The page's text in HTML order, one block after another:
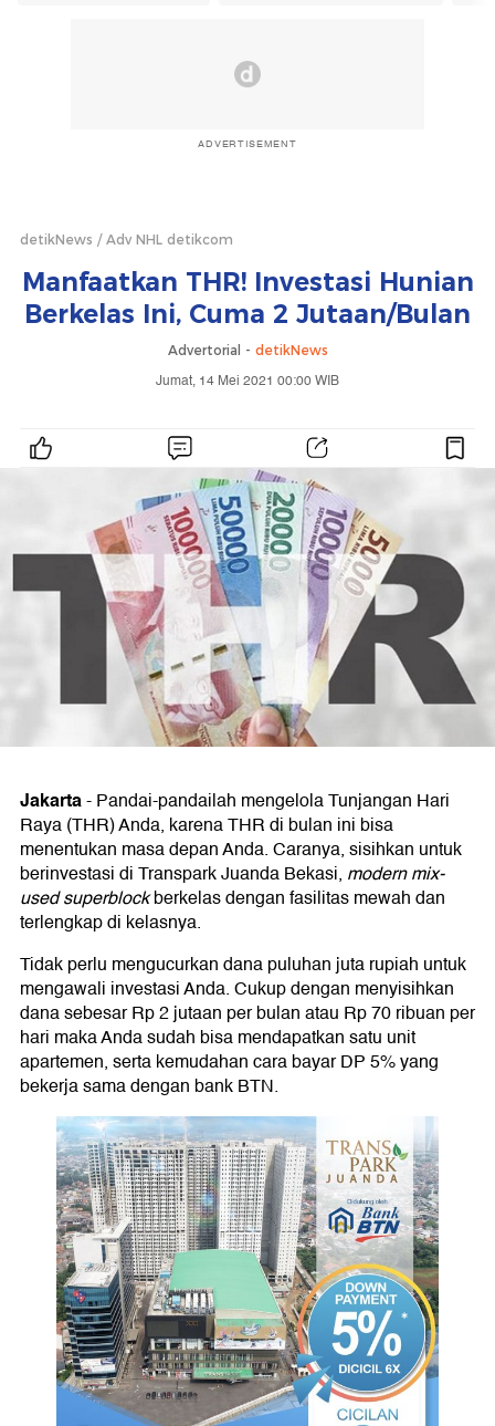
ADVERTISEMENT
detikNews Adv NHL detikcom
Manfaatkan THR! Investasi Hunian
Berkelas Ini, Cuma 2 Jutaan/Bulan
Advertorial - detikNews
Jumat, 14 Mei 2021 00:00 WIB
Jakarta-Pandai-pandailah mengelola Tunjangan Hari
Raya (THR) Anda, karena THR di bulan ini bisa
menentukan masa depan Anda. Caranya, sisihkan untuk
berinvestasi di Transpark Juanda Bekasi, modern mix-
used superblockberkelas dengan fasilitas mewah dan
terlengkap di kelasnya.
Tidak perlu mengucurkan dana puluhan juta rupiah untuk
mengawali investasi Anda. Cukup dengan menyisihkan
dana sebesar Rp 2 jutaan per bulan atau Rp 70 ribuan per
hari maka Anda sudah bisa mendapatkan satu unit
apartemen, serta kemudahan cara bayar DP 5% yang
bekerja sama dengan bank BTN.